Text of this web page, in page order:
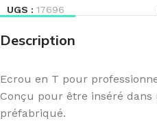
UGS : 17696
Description
Ecrou en T pour
Conçu pour être inséré
préfabriqué.